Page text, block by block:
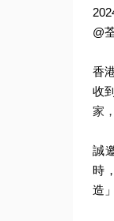
@
香
收
家
誠
時
造